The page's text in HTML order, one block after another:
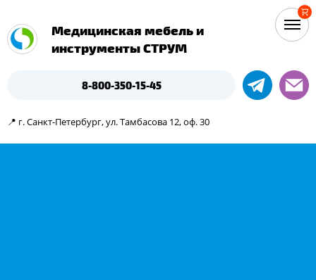
Медицинская мебель и
инструменты СТРУМ
8-800-350-15-45
📍 г. Санкт-Петербург, ул. Тамбасова 12, оф. 30